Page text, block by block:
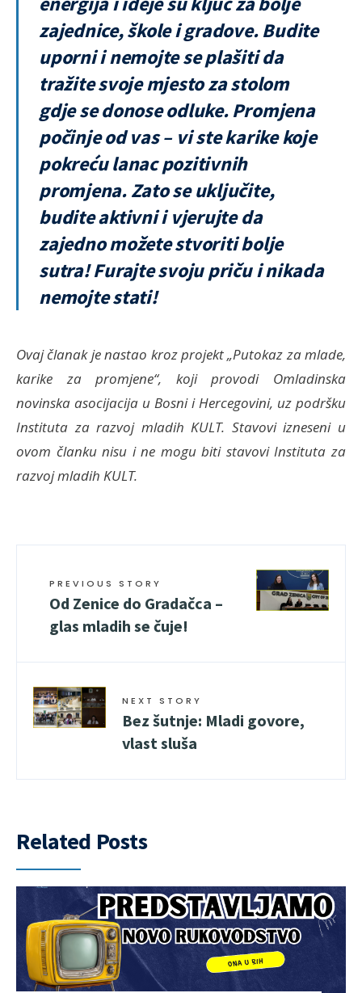
zajednice, škole i gradove. Budite
uporni i nemojte se plašiti da
tražite svoje mjesto za stolom
gdje se donose odluke. Promjena
počinje od vas – vi ste karike koje
pokreću lanac pozitivnih
promjena. Zato se uključite,
budite aktivni i vjerujte da
zajedno možete stvoriti bolje
sutra! Furajte svoju priču i nikada
nemojte stati!
Ovaj članak je nastao kroz projekt „Putokaz za mlade,
karike za promjene“, koji provodi Omladinska
novinska asocijacija u Bosni i Hercegovini, uz podršku
Instituta za razvoj mladih KULT. Stavovi izneseni u
ovom članku nisu i ne mogu biti stavovi Instituta za
razvoj mladih KULT.
PREVIOUS STORY
Od Zenice do Gradačca –
glas mladih se čuje!
NEXT STORY
Bez šutnje: Mladi govore,
vlast sluša
Related Posts